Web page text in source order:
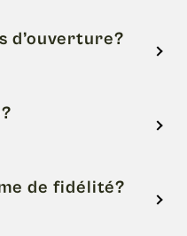
d’ouverture?
de fidélité?